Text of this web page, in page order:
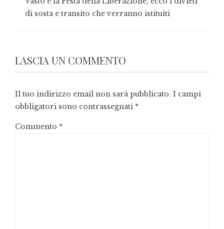
di sosta e transito che verranno istituiti
LASCIA UN COMMENTO
Il tuo indirizzo email non sarà pubblicato. I campi
obbligatori sono contrassegnati *
Commento *